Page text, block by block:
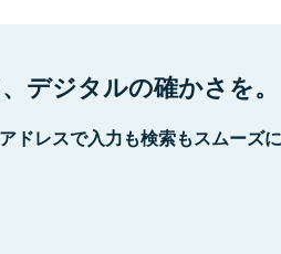
デジタルの確かさを。
ドレスで入力も検索もスムーズ